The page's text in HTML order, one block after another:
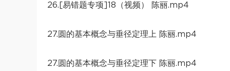
26.[易错题专项]18（视频） 陈丽.mp4
27.圆的基本概念与垂径定理上 陈丽.mp4
27.圆的基本概念与垂径定理下 陈丽.mp4